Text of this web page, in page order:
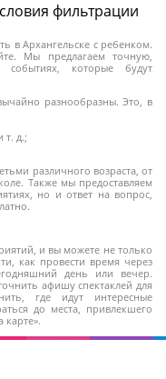
в Архангельске с ребенком.
Мы предлагаем точную,
которые будут
разнообразны. Это, в
т. д.;
различного возраста, от
Также мы предоставляем
но и ответ на вопрос,
и вы можете не только
как провести время через
день или вечер.
афишу спектаклей для
где идут интересные
до места, привлекшего
фильтрации